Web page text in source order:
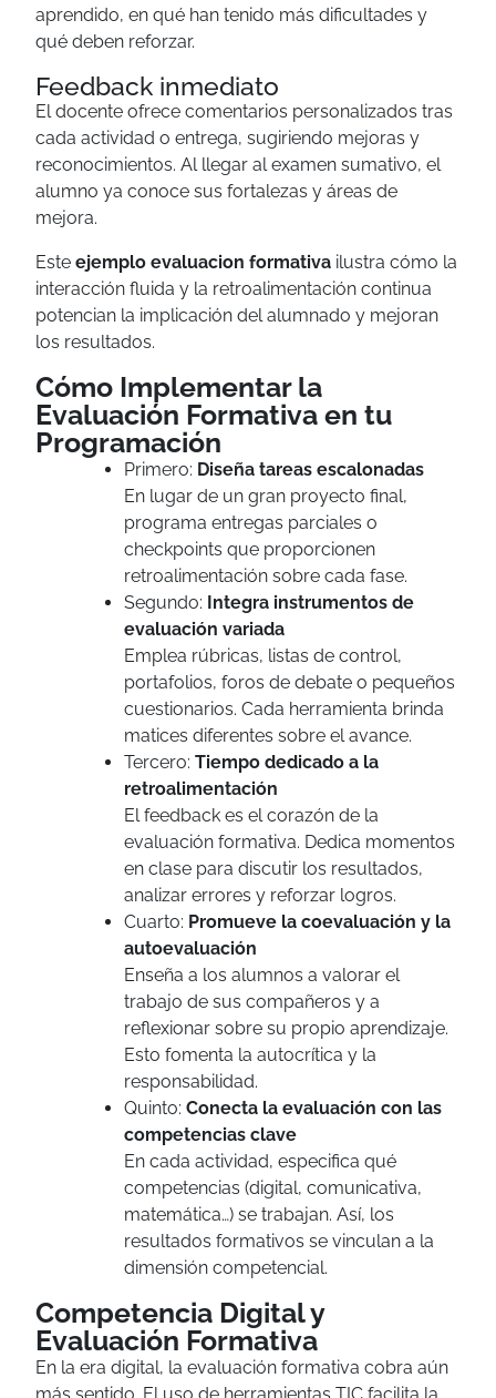
aprendido, en qué han tenido más dificultades y
qué deben reforzar.
Feedback inmediato
El docente ofrece comentarios personalizados tras
cada actividad o entrega, sugiriendo mejoras y
reconocimientos. Al llegar al examen sumativo, el
alumno ya conoce sus fortalezas y áreas de
mejora.
Este ejemplo evaluacion formativa ilustra cómo la
interacción fluida y la retroalimentación continua
potencian la implicación del alumnado y mejoran
los resultados.
Cómo Implementar la
Evaluación Formativa en tu
Programación
Primero: Diseña tareas escalonadas
En lugar de un gran proyecto final,
programa entregas parciales o
checkpoints que proporcionen
retroalimentación sobre cada fase.
Segundo: Integra instrumentos de
evaluación variada
Emplea rúbricas, listas de control,
portafolios, foros de debate o pequeños
cuestionarios. Cada herramienta brinda
matices diferentes sobre el avance.
Tercero: Tiempo dedicado a la
retroalimentación
El feedback es el corazón de la
evaluación formativa. Dedica momentos
en clase para discutir los resultados,
analizar errores y reforzar logros.
Cuarto: Promueve la coevaluación y la
autoevaluación
Enseña a los alumnos a valorar el
trabajo de sus compañeros y a
reflexionar sobre su propio aprendizaje.
Esto fomenta la autocrítica y la
responsabilidad.
Quinto: Conecta la evaluación con las
competencias clave
En cada actividad, especifica qué
competencias (digital, comunicativa,
matemática…) se trabajan. Así, los
resultados formativos se vinculan a la
dimensión competencial.
Competencia Digital y
Evaluación Formativa
En la era digital, la evaluación formativa cobra aún